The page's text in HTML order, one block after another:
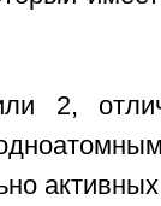
2,
активных